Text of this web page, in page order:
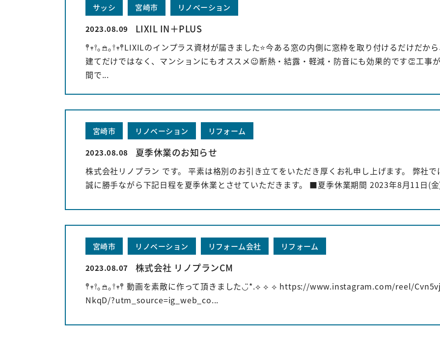
サッシ 宮崎市 リノベーション
2023.08.09 LIXIL IN＋PLUS
𖤣𖥧𖥣｡𖠿｡𖥣𖥧𖤣LIXILのインプラス資材が届きました⭐️今ある窓の内側に窓枠を取り付けるだけだか
建てだけではなく、マンションにもオススメ😉断熱・結露・軽減・防音にも効果的です👏工事
間で...
宮崎市 リノベーション リフォーム
2023.08.08 夏季休業のお知らせ
株式会社リノプラン です。 平素は格別のお引き立てをいただき厚くお礼申し上げます。 弊社で
誠に勝手ながら下記日程を夏季休業とさせていただきます。 ■夏季休業期間 2023年8月11日(
宮崎市 リノベーション リフォーム会社 リフォーム
2023.08.07 株式会社 リノプランCM
𖤣𖥧𖥣｡𖠿｡𖥣𖥧𖤣 動画を素敵に作って頂きました◡̈*.⟡ ⟡ ⟡ https://www.instagram.com/reel/
NkqD/?utm_source=ig_web_co...